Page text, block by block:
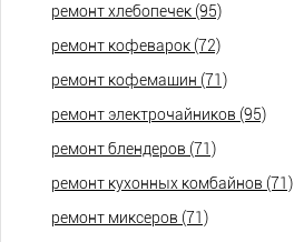
ремонт хлебопечек (95)
ремонт кофеварок (72)
ремонт кофемашин (71)
ремонт электрочайников (95)
ремонт блендеров (71)
ремонт кухонных комбайнов (71)
ремонт миксеров (71)